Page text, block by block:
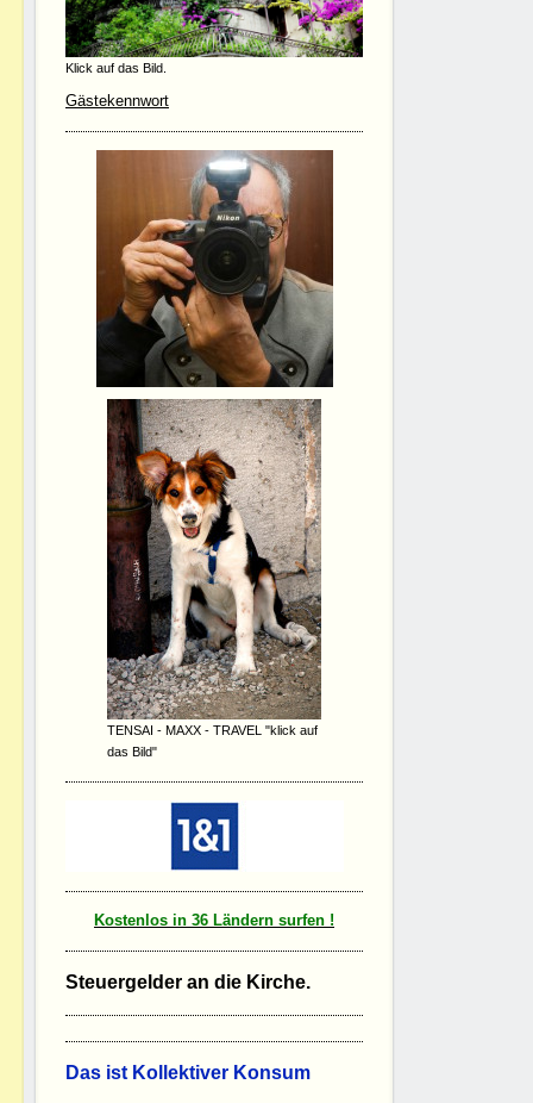
Klick auf das Bild.
Gästekennwort
TENSAI - MAXX - TRAVEL "klick auf
das Bild"
Kostenlos in 36 Ländern surfen !
Steuergelder an die Kirche.
Das ist Kollektiver Konsum